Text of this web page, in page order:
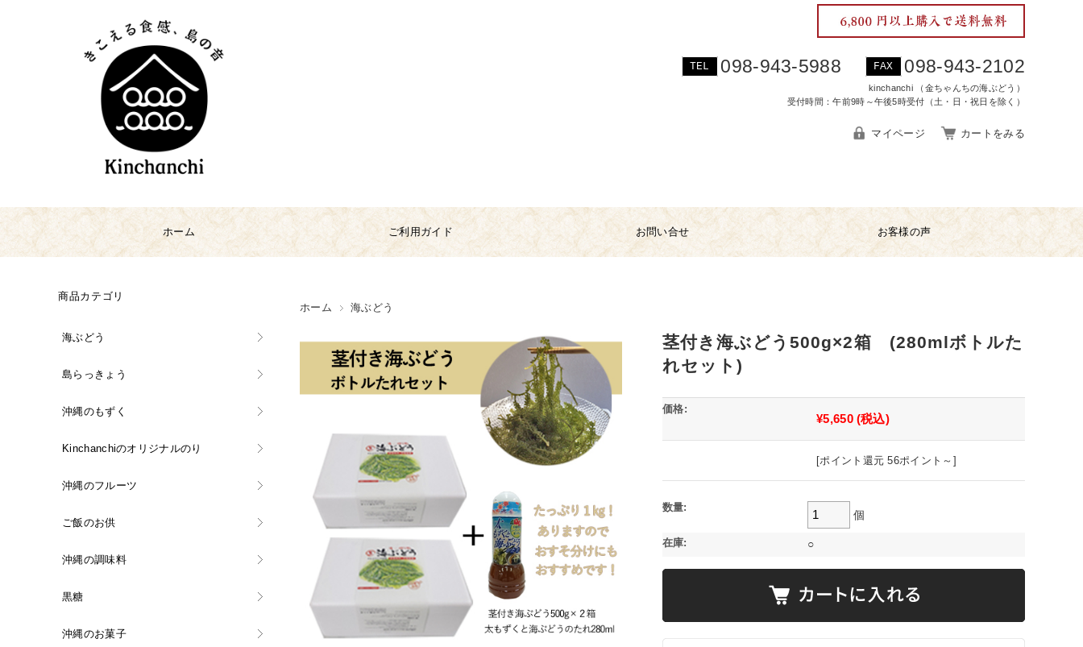
TEL 098-943-5988 FAX 098-943-2102
kinchanchi （金ちゃんちの海ぶどう）
受付時間：午前9時～午後5時受付（土・日・祝日を除く）
マイページ カートをみる
ホーム ご利用ガイド お問い合せ お客様の声
ホーム 海ぶどう
茎付き海ぶどう500g×2箱 (280mlボトルた
れセット)
価格:
¥5,650 (税込)
[ポイント還元 56ポイント～]
数量:
個
在庫: ○
商品カテゴリ
海ぶどう
島らっきょう
沖縄のもずく
Kinchanchiのオリジナルのり
沖縄のフルーツ
ご飯のお供
沖縄の調味料
黒糖
沖縄のお菓子